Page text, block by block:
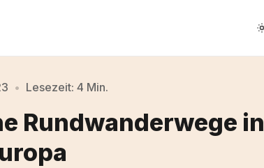
• Lesezeit: 4 Min.
Rundwanderwege in